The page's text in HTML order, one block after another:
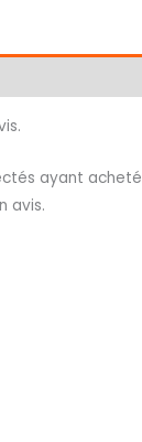
ayant
avis.